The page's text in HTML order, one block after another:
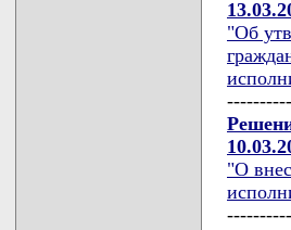
"Об
----------
"О
----------